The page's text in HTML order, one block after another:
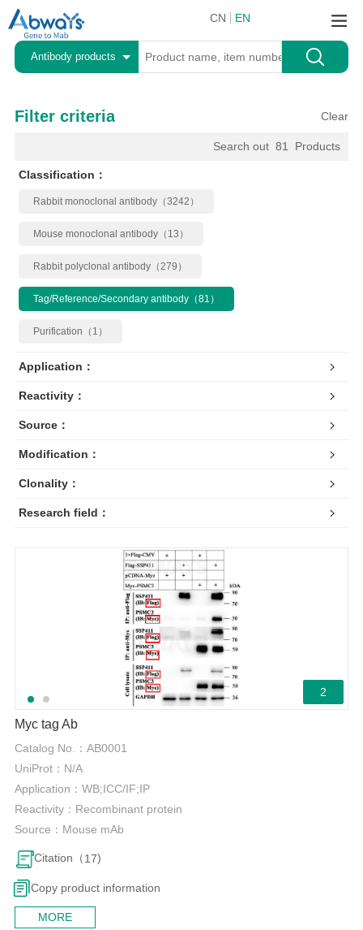
CN EN
Antibody products
Filter criteria Clear
Products
81
Search out
Classification：
Rabbit monoclonal antibody（3242）
Mouse monoclonal antibody（13）
Rabbit polyclonal antibody（279）
Tag/Reference/Secondary antibody（81）
Purification（1）
Application：
Reactivity：
Source：
Modification：
Clonality：
Research field：
2
Myc tag Ab
Catalog No.： AB0001
UniProt： N/A
Application： WB;ICC/IF;IP
Reactivity： Recombinant protein
Source： Mouse mAb
Citation（17)
Copy product information
MORE